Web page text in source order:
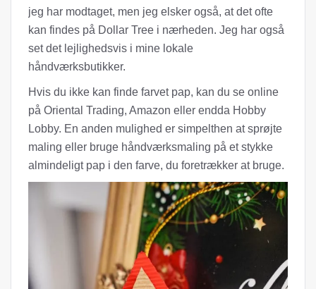
jeg har modtaget, men jeg elsker også, at det ofte
kan findes på Dollar Tree i nærheden. Jeg har også
set det lejlighedsvis i mine lokale
håndværksbutikker.
Hvis du ikke kan finde farvet pap, kan du se online
på Oriental Trading, Amazon eller endda Hobby
Lobby. En anden mulighed er simpelthen at sprøjte
maling eller bruge håndværksmaling på et stykke
almindeligt pap i den farve, du foretrækker at bruge.